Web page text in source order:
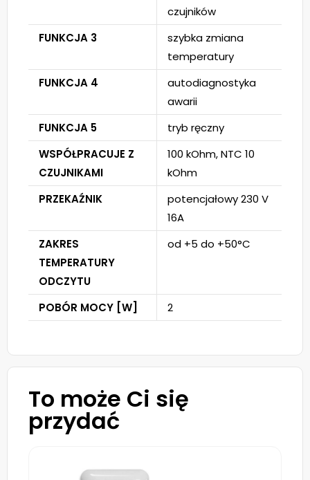
czujników
FUNKCJA 3
szybka zmiana
temperatury
FUNKCJA 4
autodiagnostyka
awarii
FUNKCJA 5
tryb ręczny
WSPÓŁPRACUJE Z
CZUJNIKAMI
100 kOhm, NTC 10
kOhm
PRZEKAŹNIK
potencjałowy 230 V
16A
ZAKRES
TEMPERATURY
ODCZYTU
od +5 do +50°C
POBÓR MOCY [W] 2
To może Ci się
przydać